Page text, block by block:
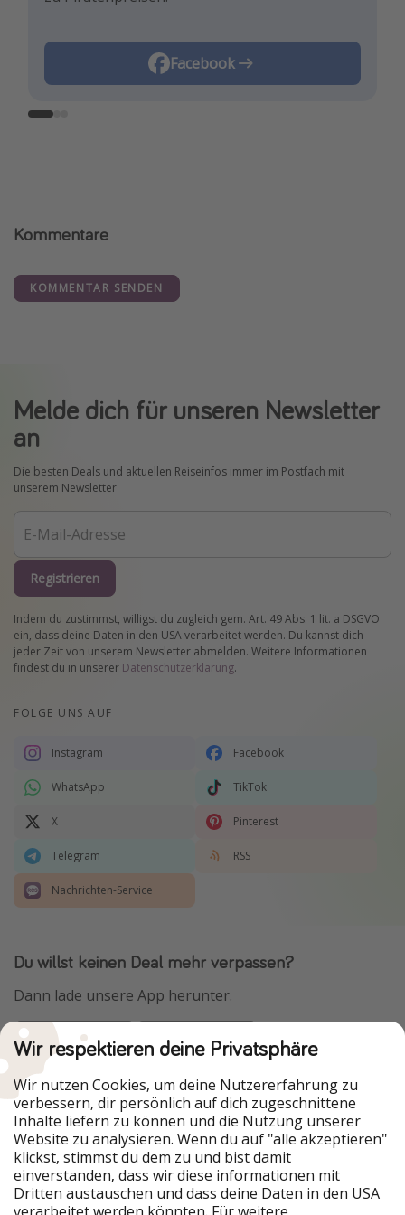
Facebook
Instagram
TikTok
Kommentare
KOMMENTAR SENDEN
Melde dich für unseren Newsletter
an
Die besten Deals und aktuellen Reiseinfos immer im Postfach mit
unserem Newsletter
Registrieren
Indem du zustimmst, willigst du zugleich gem. Art. 49 Abs. 1 lit. a DSGVO
ein, dass deine Daten in den USA verarbeitet werden. Du kannst dich
jeder Zeit von unserem Newsletter abmelden. Weitere Informationen
findest du in unserer Datenschutzerklärung.
FOLGE UNS AUF
Instagram Facebook
WhatsApp TikTok
X Pinterest
Telegram RSS
Nachrichten-Service
Du willst keinen Deal mehr verpassen?
Dann lade unsere App herunter.
Urlaubspiraten ist Teil der HolidayPirates Group
Unsere Märkte
PiratinViaggio
HolidayPirates
VakantiePiraten
WakacyjniPiraci
VoyagesPirates
Ferienpiraten
Urlaubspiraten
ViajerosPiratas
TravelPirates
Wir respektieren deine Privatsphäre
Wir nutzen Cookies, um deine Nutzererfahrung zu
verbessern, dir persönlich auf dich zugeschnittene
Inhalte liefern zu können und die Nutzung unserer
Website zu analysieren. Wenn du auf "alle akzeptieren"
klickst, stimmst du dem zu und bist damit
einverstanden, dass wir diese informationen mit
Dritten austauschen und dass deine Daten in den USA